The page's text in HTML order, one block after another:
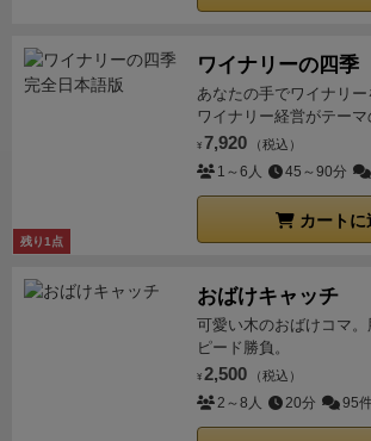
の前の目標が立てやすく、遊びや
ル。一応3種類の野菜を1種類の野
といったアクションもありますが
勝ち負けが一目見るとわかるよう
をたくさん作るからこのラウンド
になっているプレイヤーはいいの
得点トラックが後ろのほうになる
っていて短時間で終わるゲームと
けだすと挽回は難しいなと思いま
るには全野菜が必要で（ボーナス
ともできますが）、なにかに特化
いうよりかはまんべんなく回せる
残り1点
ワイナリーの四季
あなたの手でワイナリー
ワイナリー経営がテー
¥ 7,920 （税込）
1～6人 45～90分
カートに
おばけキャッチ
可愛い木のおばけコマ
ピード勝負。
¥ 2,500 （税込）
2～8人 20分 95